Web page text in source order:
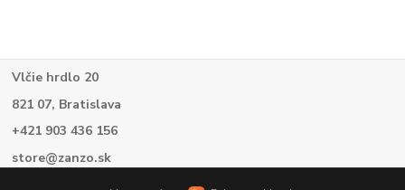
Vlčie hrdlo 20
821 07, Bratislava
+421 903 436 156
store@zanzo.sk